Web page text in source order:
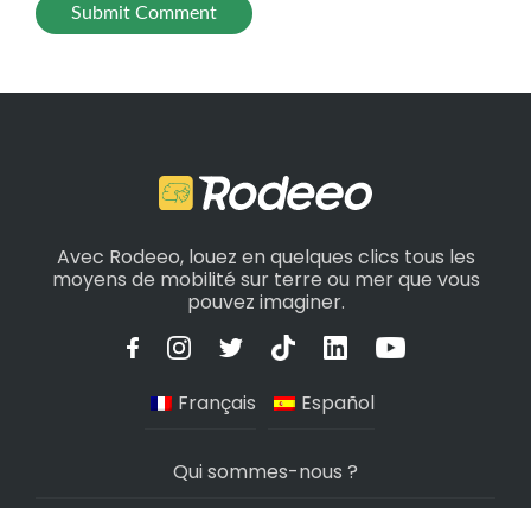
Avec Rodeeo, louez en quelques clics tous les
moyens de mobilité sur terre ou mer que vous
pouvez imaginer.
Français Español
Qui sommes-nous ?